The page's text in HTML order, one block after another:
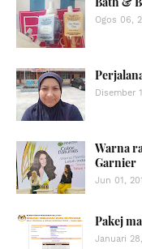
Ogos 06,
Disember
Warna
Garnier
Jun 01,
Pakej
Januari